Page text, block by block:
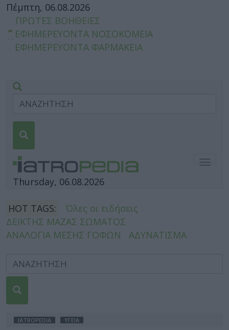
Πέμπτη, 06.08.2026
ΠΡΩΤΕΣ ΒΟΗΘΕΙΕΣ
ΕΦΗΜΕΡΕΥΟΝΤΑ ΝΟΣΟΚΟΜΕΙΑ
ΕΦΗΜΕΡΕΥΟΝΤΑ ΦΑΡΜΑΚΕΙΑ
Thursday, 06.08.2026
HOT TAGS:
Όλες οι ειδήσεις
ΔΕΙΚΤΗΣ ΜΑΖΑΣ ΣΩΜΑΤΟΣ
ΑΝΑΛΟΓΙΑ ΜΕΣΗΣ ΓΟΦΩΝ
ΑΔΥΝΑΤΙΣΜΑ
IATROPEDIA ΥΓΕΙΑ